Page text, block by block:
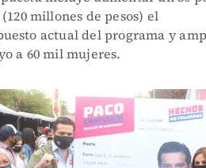
millones de pesos) el
actual del programa y
a 60 mil mujeres.